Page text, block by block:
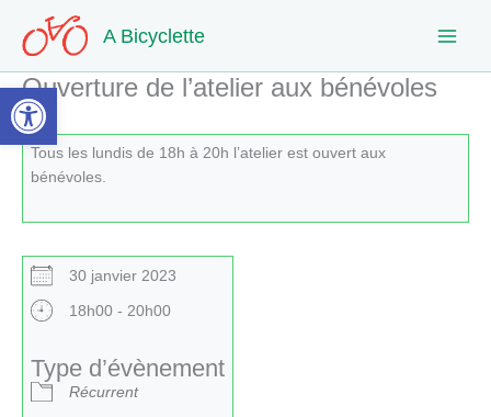
Ouvrir la barre d’outils
contenu
A Bicyclette
Ouverture de l’atelier aux bénévoles
Tous les lundis de 18h à 20h l’atelier est ouvert aux
bénévoles.
30 janvier 2023
18h00 - 20h00
Type d’évènement
Récurrent